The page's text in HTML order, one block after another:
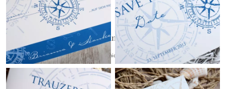
Musikwunschkarte
{farbicons}